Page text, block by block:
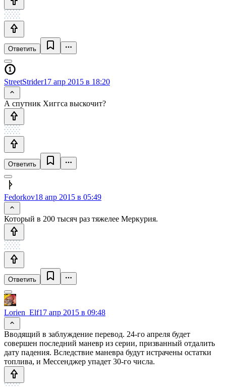
Ответить
StreetStrider17 апр 2015 в 18:20
А спутник Хиггса выскочит?
Ответить
Fedorkov18 апр 2015 в 05:49
Который в 200 тысяч раз тяжелее Меркурия.
Ответить
Lorien_Elf17 апр 2015 в 09:48
Вводящий в заблуждение перевод. 24-го апреля будет
совершен последний маневр из серии, призванный отдалить
дату падения. Вследствие маневра будут истрачены остатки
топлива, и Мессенджер упадет 30-го числа.